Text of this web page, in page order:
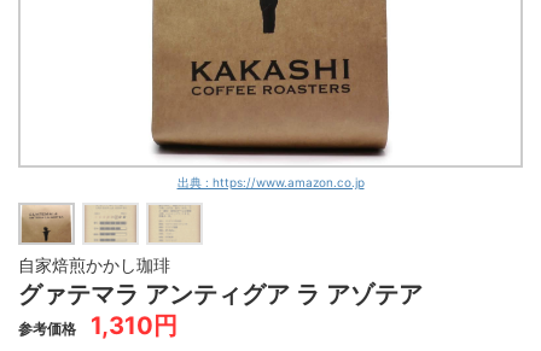
出典 : https://www.amazon.co.jp
自家焙煎かかし珈琲
グァテマラ アンティグア ラ アゾテア
参考価格 1,310円